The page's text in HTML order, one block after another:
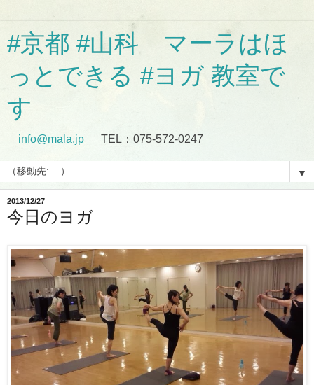
#京都 #山科 マーラはほ
っとできる #ヨガ 教室で
す
info@mala.jp TEL：075-572-0247
▼
2013/12/27
今日のヨガ